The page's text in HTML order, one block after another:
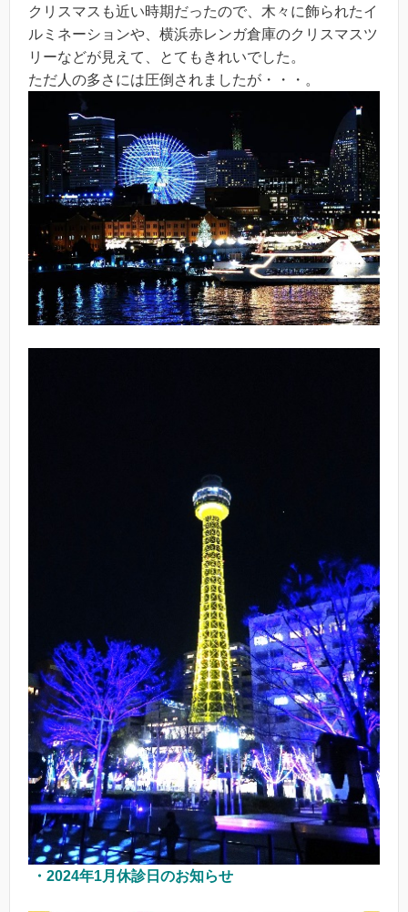
クリスマスも近い時期だったので、木々に飾られたイ
ルミネーションや、横浜赤レンガ倉庫のクリスマスツ
リーなどが見えて、とてもきれいでした。
ただ人の多さには圧倒されましたが・・・。
・2024年1月休診日のお知らせ